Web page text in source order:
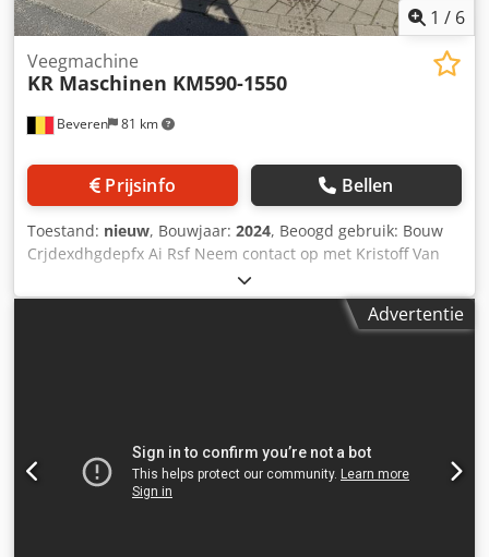
1 / 6
Beveren 81 km
Veegmachine
KR Maschinen KM590-1550
Prijsinfo Bellen
Toestand: nieuw, Bouwjaar: 2024, Beoogd gebruik: Bouw
Crjdexdhgdepfx Ai Rsf Neem contact op met Kristoff Van
Havere voor meer informatie.
Advertentie